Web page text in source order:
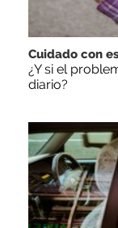
Cuidado con
¿Y si el
diario?